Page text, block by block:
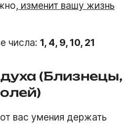
изменит вашу жизнь
числа:1, 4, 9, 10, 21
(Близнецы,
вас умения держать